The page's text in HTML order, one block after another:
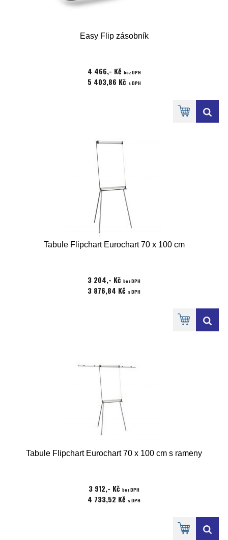
Easy Flip zásobník
4 466,- Kč bez DPH
5 403,86 Kč s DPH
Tabule Flipchart Eurochart 70 x 100 cm
3 204,- Kč bez DPH
3 876,84 Kč s DPH
Tabule Flipchart Eurochart 70 x 100 cm s rameny
3 912,- Kč bez DPH
4 733,52 Kč s DPH